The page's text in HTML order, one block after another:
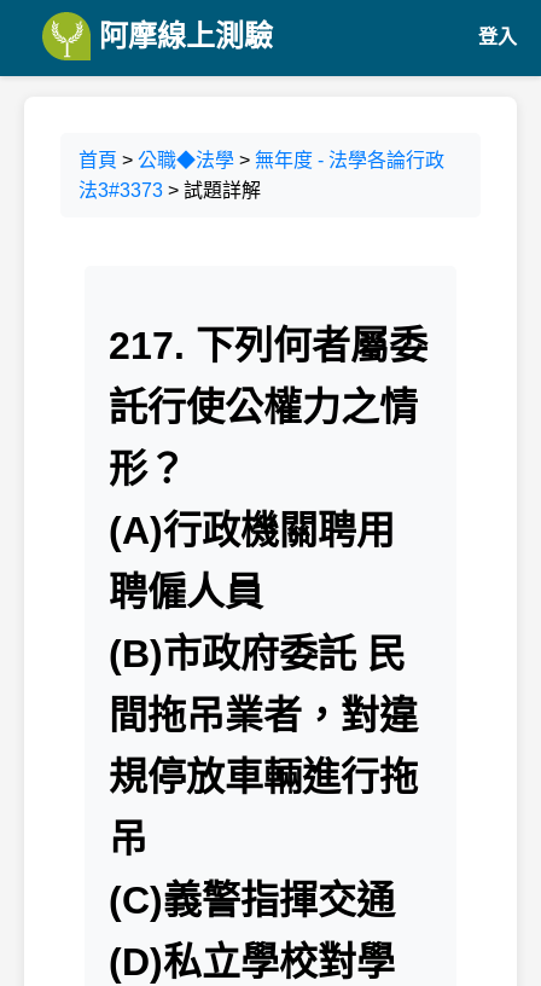
阿摩線上測驗 登入
首頁 > 公職◆法學 > 無年度 - 法學各論行政
法3#3373 > 試題詳解
217. 下列何者屬委
託行使公權力之情
形？
(A)行政機關聘用
聘僱人員
(B)市政府委託 民
間拖吊業者，對違
規停放車輛進行拖
吊
(C)義警指揮交通
(D)私立學校對學